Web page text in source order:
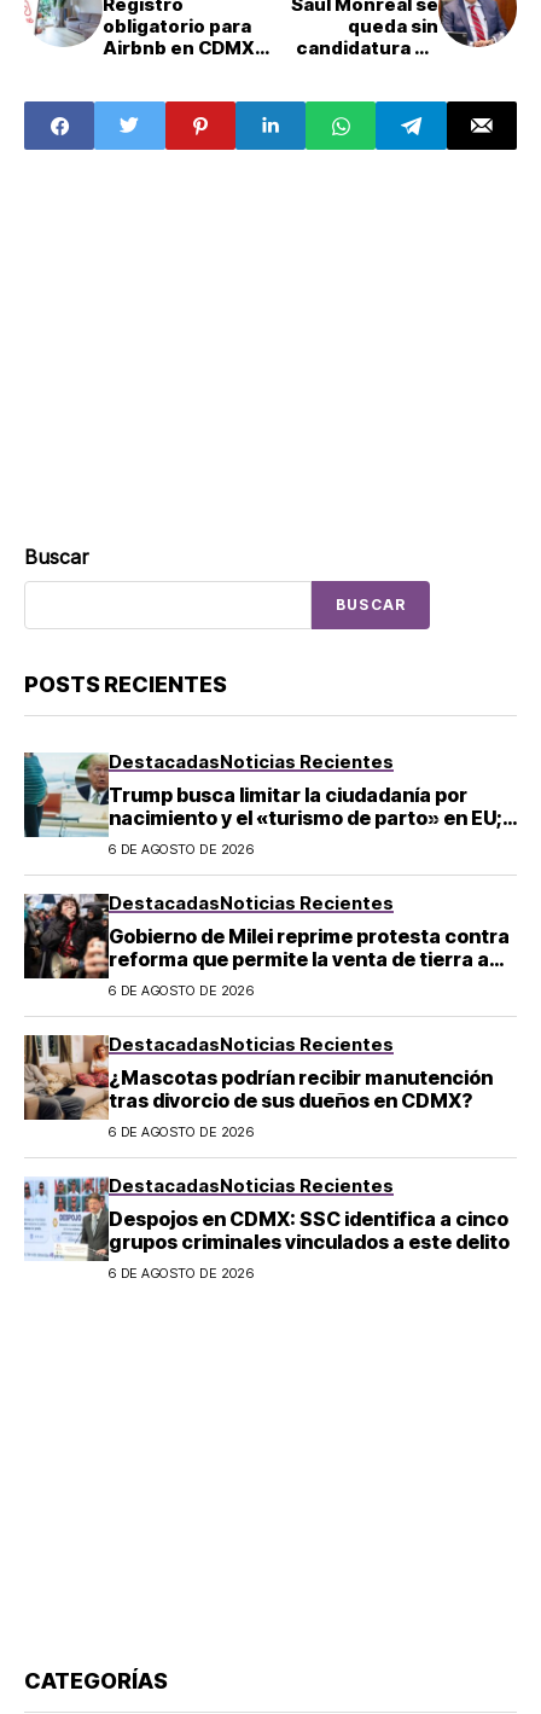
obligatorio para
Airbnb en CDMX:
anfitriones
anoten sus
inmuebles de
queda sin
candidatura de
puedo participar
en este
momento'
Buscar
BUSCAR
POSTS RECIENTES
DestacadasNoticias Recientes
Trump busca limitar la ciudadanía por
nacimiento y el «turismo de parto» en EU;
¿a quién afecta?
6 DE AGOSTO DE 2026
DestacadasNoticias Recientes
Gobierno de Milei reprime protesta contra
reforma que permite la venta de tierra a
extranjeros en Argentina
6 DE AGOSTO DE 2026
DestacadasNoticias Recientes
¿Mascotas podrían recibir manutención
tras divorcio de sus dueños en CDMX?
6 DE AGOSTO DE 2026
DestacadasNoticias Recientes
Despojos en CDMX: SSC identifica a cinco
grupos criminales vinculados a este delito
6 DE AGOSTO DE 2026
CATEGORÍAS